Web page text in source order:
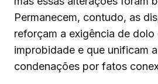
Permanecem, contudo, as
reforçam a exigência de
improbidade e que unificam
condenações por fatos